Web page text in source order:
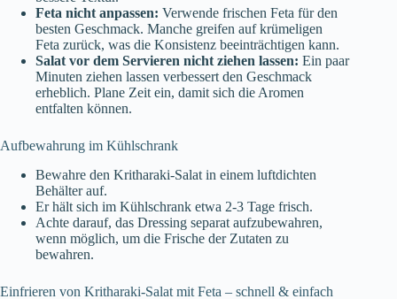
Feta nicht anpassen: Verwende frischen Feta für den
besten Geschmack. Manche greifen auf krümeligen
Feta zurück, was die Konsistenz beeinträchtigen kann.
Salat vor dem Servieren nicht ziehen lassen: Ein paar
Minuten ziehen lassen verbessert den Geschmack
erheblich. Plane Zeit ein, damit sich die Aromen
entfalten können.
Aufbewahrung im Kühlschrank
Bewahre den Kritharaki-Salat in einem luftdichten
Behälter auf.
Er hält sich im Kühlschrank etwa 2-3 Tage frisch.
Achte darauf, das Dressing separat aufzubewahren,
wenn möglich, um die Frische der Zutaten zu
bewahren.
Einfrieren von Kritharaki-Salat mit Feta – schnell & einfach